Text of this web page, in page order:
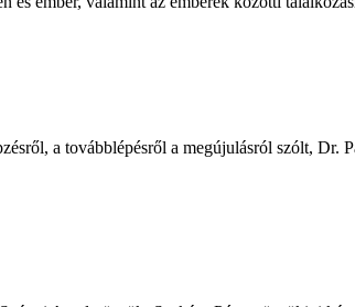
a továbblépésről a megújulásról szólt, Dr.